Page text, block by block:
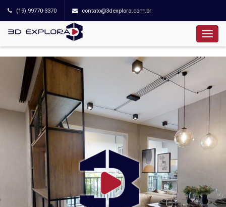
(19) 99770-3370 contato@3dexplora.com.br